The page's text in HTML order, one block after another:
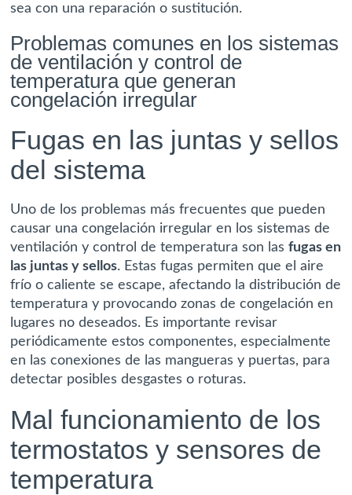
sea con una reparación o sustitución.
Problemas comunes en los sistemas
de ventilación y control de
temperatura que generan
congelación irregular
Fugas en las juntas y sellos
del sistema
Uno de los problemas más frecuentes que pueden
causar una congelación irregular en los sistemas de
ventilación y control de temperatura son lasfugas en
las juntas y sellos. Estas fugas permiten que el aire
frío o caliente se escape, afectando la distribución de
temperatura y provocando zonas de congelación en
lugares no deseados. Es importante revisar
periódicamente estos componentes, especialmente
en las conexiones de las mangueras y puertas, para
detectar posibles desgastes o roturas.
Mal funcionamiento de los
termostatos y sensores de
temperatura